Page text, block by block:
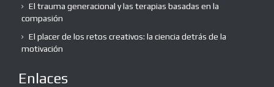
El trauma generacional y las terapias basadas en la
compasión
El placer de los retos creativos: la ciencia detrás de la
motivación
Enlaces